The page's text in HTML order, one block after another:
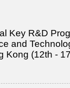
Key R&D
and
Kong (12th -